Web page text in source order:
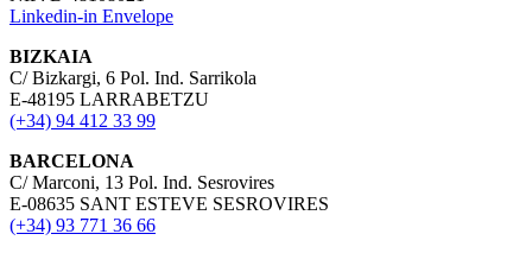
Linkedin-in Envelope
BIZKAIA
C/ Bizkargi, 6 Pol. Ind. Sarrikola
E-48195 LARRABETZU
(+34) 94 412 33 99
BARCELONA
C/ Marconi, 13 Pol. Ind. Sesrovires
E-08635 SANT ESTEVE SESROVIRES
(+34) 93 771 36 66